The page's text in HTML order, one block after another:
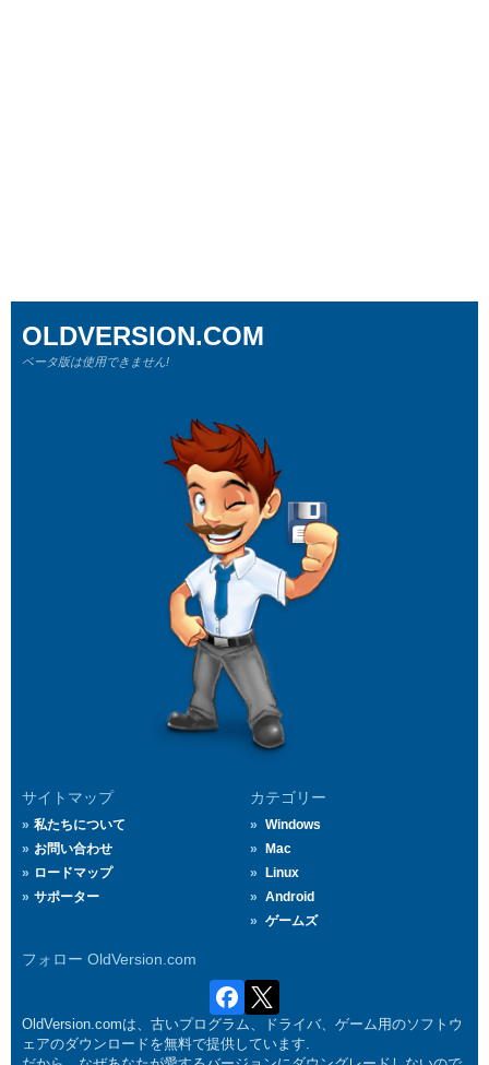
サイトマップ
私たちについて
お問い合わせ
ロードマップ
サポーター
カテゴリー
Windows
Mac
Linux
Android
ゲームズ
フォロー OldVersion.com
OLDVERSION.COM
ベータ版は使用できません!
OldVersion.comは、古いプログラム、ドライバ、ゲーム用のソフトウ
ェアのダウンロードを無料で提供しています.